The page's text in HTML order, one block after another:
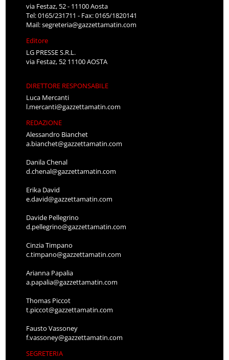
via Festaz, 52 - 11100 Aosta
Tel: 0165/231711 - Fax: 0165/1820141
Mail:segreteria@gazzettamatin.com
Editore
LG PRESSE S.R.L.
via Festaz, 52 11100 AOSTA
DIRETTORE RESPONSABILE
Luca Mercanti
l.mercanti@gazzettamatin.com
REDAZIONE
Alessandro Bianchet
a.bianchet@gazzettamatin.com
Danila Chenal
d.chenal@gazzettamatin.com
Erika David
e.david@gazzettamatin.com
Davide Pellegrino
d.pellegrino@gazzettamatin.com
Cinzia Timpano
c.timpano@gazzettamatin.com
Arianna Papalia
a.papalia@gazzettamatin.com
Thomas Piccot
t.piccot@gazzettamatin.com
Fausto Vassoney
f.vassoney@gazzettamatin.com
SEGRETERIA